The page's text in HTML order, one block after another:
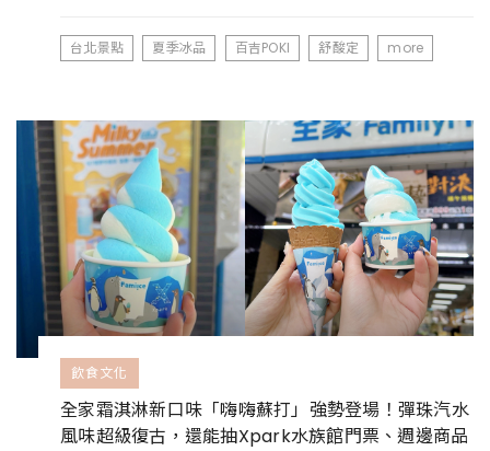
台北景點 夏季冰品 百吉POKI 舒酸定 more
飲食文化
全家霜淇淋新口味「嗨嗨蘇打」強勢登場！彈珠汽水
風味超級復古，還能抽Xpark水族館門票、週邊商品